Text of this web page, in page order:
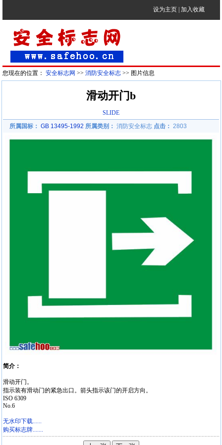
设为主页 加入收藏
您现在的位置： 安全标志网 >> 消防安全标志>> 图片信息
滑动开门b
SLIDE
所属国标： GB 13495-1992 所属类别： 消防安全标志 点击： 2803
简介：
滑动开门。
指示装有滑动门的紧急出口。箭头指示该门的开启方向。
ISO 6309
No.6
无水印下载......
购买标志牌.......